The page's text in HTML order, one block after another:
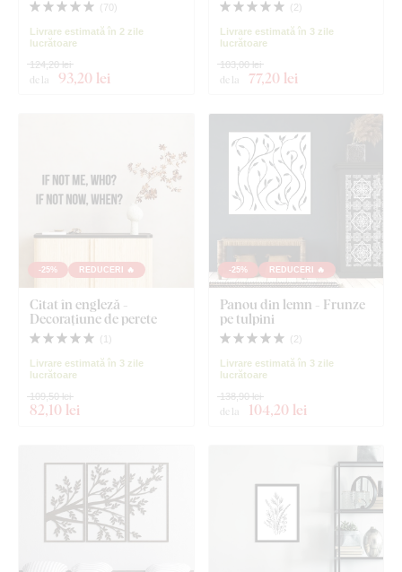
( 70)
Livrare estimată în 2 zile
lucrătoare
de la 93,20 lei
124,20 lei
( 2)
Livrare estimată în 3 zile
lucrătoare
de la 77,20 lei
103,00 lei
-25% REDUCERI 🔥
Citat în engleză -
Decorațiune de perete
( 1 )
Livrare estimată în 3 zile
lucrătoare
82,10 lei
109,50 lei
-25% REDUCERI 🔥
Panou din lemn - Frunze
pe tulpini
( 2)
Livrare estimată în 3 zile
lucrătoare
de la 104,20 lei
138,90 lei